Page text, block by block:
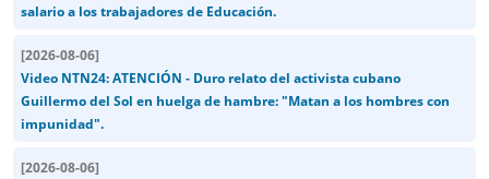
salario a los trabajadores de Educación.
[2026-08-06]
Video NTN24: ATENCIÓN - Duro relato del activista cubano
Guillermo del Sol en huelga de hambre: "Matan a los hombres con
impunidad".
[2026-08-06]